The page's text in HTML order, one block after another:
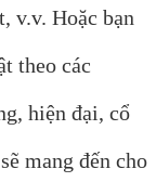
v.v. Hoặc bạn
theo các
hiện đại, cổ
mang đến cho